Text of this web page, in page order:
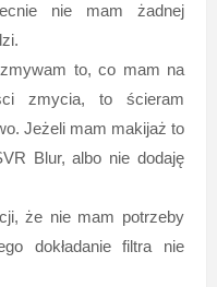
nie mam żadnej
to, co mam na
zmycia, to ścieram
Jeżeli mam makijaż to
Blur, albo nie dodaję
że nie mam potrzeby
dokładanie filtra nie